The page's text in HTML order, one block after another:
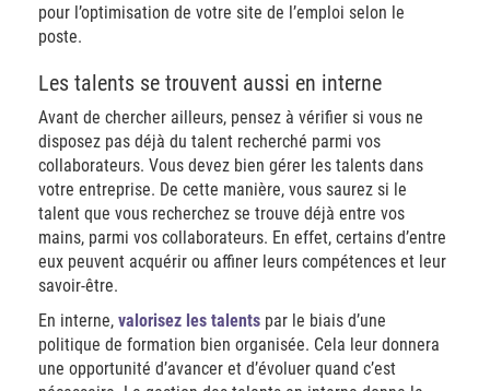
pour l’optimisation de votre site de l’emploi selon le
poste.
Les talents se trouvent aussi en interne
Avant de chercher ailleurs, pensez à vérifier si vous ne
disposez pas déjà du talent recherché parmi vos
collaborateurs. Vous devez bien gérer les talents dans
votre entreprise. De cette manière, vous saurez si le
talent que vous recherchez se trouve déjà entre vos
mains, parmi vos collaborateurs. En effet, certains d’entre
eux peuvent acquérir ou affiner leurs compétences et leur
savoir-être.
En interne, valorisez les talents par le biais d’une
politique de formation bien organisée. Cela leur donnera
une opportunité d’avancer et d’évoluer quand c’est